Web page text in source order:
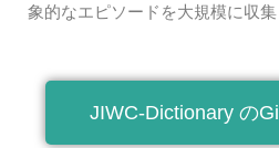
象的なエピソードを大規模に収集
JIWC-Dictionary の